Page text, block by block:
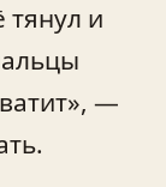
и
—